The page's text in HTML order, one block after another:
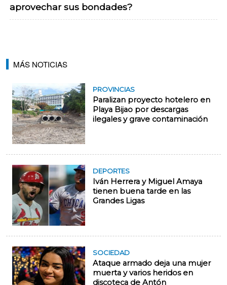
aprovechar sus bondades?
MÁS NOTICIAS
PROVINCIAS
Paralizan proyecto hotelero en
Playa Bijao por descargas
ilegales y grave contaminación
DEPORTES
Iván Herrera y Miguel Amaya
tienen buena tarde en las
Grandes Ligas
SOCIEDAD
Ataque armado deja una mujer
muerta y varios heridos en
discoteca de Antón